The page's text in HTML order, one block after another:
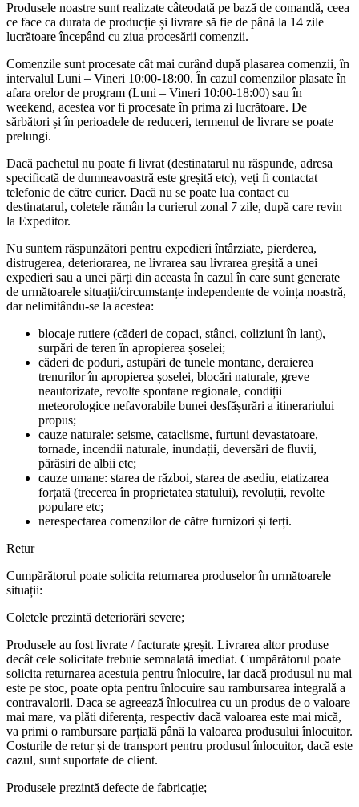
Produsele noastre sunt realizate câteodată pe bază de comandă, ceea
ce face ca durata de producție și livrare să fie de până la 14 zile
lucrătoare începând cu ziua procesării comenzii.
Comenzile sunt procesate cât mai curând după plasarea comenzii, în
intervalul Luni – Vineri 10:00-18:00. În cazul comenzilor plasate în
afara orelor de program (Luni – Vineri 10:00-18:00) sau în
weekend, acestea vor fi procesate în prima zi lucrătoare. De
sărbători și în perioadele de reduceri, termenul de livrare se poate
prelungi.
Dacă pachetul nu poate fi livrat (destinatarul nu răspunde, adresa
specificată de dumneavoastră este greșită etc), veți fi contactat
telefonic de către curier. Dacă nu se poate lua contact cu
destinatarul, coletele rămân la curierul zonal 7 zile, după care revin
la Expeditor.
Nu suntem răspunzători pentru expedieri întârziate, pierderea,
distrugerea, deteriorarea, ne livrarea sau livrarea greșită a unei
expedieri sau a unei părți din aceasta în cazul în care sunt generate
de următoarele situații/circumstanțe independente de voința noastră,
dar nelimitându-se la acestea:
blocaje rutiere (căderi de copaci, stânci, coliziuni în lanț),
surpări de teren în apropierea șoselei;
căderi de poduri, astupări de tunele montane, deraierea
trenurilor în apropierea șoselei, blocări naturale, greve
neautorizate, revolte spontane regionale, condiții
meteorologice nefavorabile bunei desfășurări a itinerariului
propus;
cauze naturale: seisme, cataclisme, furtuni devastatoare,
tornade, incendii naturale, inundații, deversări de fluvii,
părăsiri de albii etc;
cauze umane: starea de război, starea de asediu, etatizarea
forțată (trecerea în proprietatea statului), revoluții, revolte
populare etc;
nerespectarea comenzilor de către furnizori și terți.
Retur
Cumpărătorul poate solicita returnarea produselor în următoarele
situații:
Coletele prezintă deteriorări severe;
Produsele au fost livrate / facturate greșit. Livrarea altor produse
decât cele solicitate trebuie semnalată imediat. Cumpărătorul poate
solicita returnarea acestuia pentru înlocuire, iar dacă produsul nu mai
este pe stoc, poate opta pentru înlocuire sau rambursarea integrală a
contravalorii. Daca se agreează înlocuirea cu un produs de o valoare
mai mare, va plăti diferența, respectiv dacă valoarea este mai mică,
va primi o rambursare parțială până la valoarea produsului înlocuitor.
Costurile de retur și de transport pentru produsul înlocuitor, dacă este
cazul, sunt suportate de client.
Produsele prezintă defecte de fabricație;